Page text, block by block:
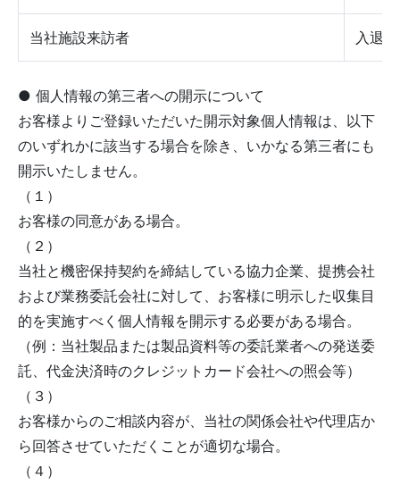
当社施設来訪者 入退
● 個人情報の第三者への開示について
お客様よりご登録いただいた開示対象個人情報は、以下
のいずれかに該当する場合を除き、いかなる第三者にも
開示いたしません。
（１）
お客様の同意がある場合。
（２）
当社と機密保持契約を締結している協力企業、提携会社
および業務委託会社に対して、お客様に明示した収集目
的を実施すべく個人情報を開示する必要がある場合。
（例：当社製品または製品資料等の委託業者への発送委
託、代金決済時のクレジットカード会社への照会等）
（３）
お客様からのご相談内容が、当社の関係会社や代理店か
ら回答させていただくことが適切な場合。
（４）